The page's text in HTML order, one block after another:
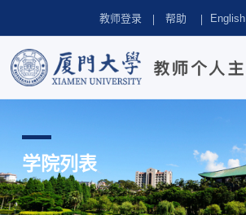
教师登录 帮助 English
学院列表